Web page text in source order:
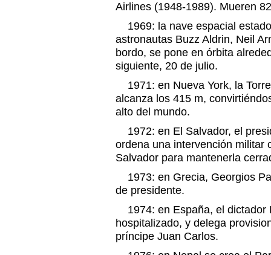
Airlines (1948-1989). Mueren
1969: la nave espacial
astronautas Buzz Aldrin, Neil
bordo, se pone en órbita
siguiente, 20 de julio.
1971: en Nueva York, la
alcanza los 415 m,
alto del mundo.
1972: en El Salvador, el
ordena una intervención militar
Salvador para mantenerla
1973: en Grecia, Georgios
de presidente.
1974: en España, el dictador
hospitalizado, y delega
príncipe Juan Carlos.